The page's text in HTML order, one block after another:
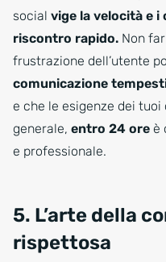
social vige la velocità e
riscontro rapido. Non
frustrazione dell’utente
comunicazione
e che le esigenze dei
generale, entro 24 ore è
e professionale.
5. L’arte della
rispettosa